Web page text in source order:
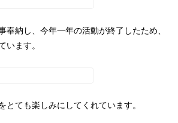
奉納し、今年一年の活動が終了したため、
います。
とても楽しみにしてくれています。